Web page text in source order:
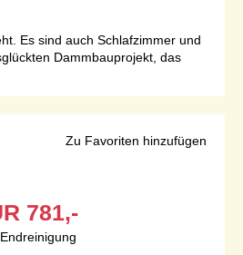
Es sind auch Schlafzimmer und
Dammbauprojekt, das
781,-
Zu Favoriten hinzufügen